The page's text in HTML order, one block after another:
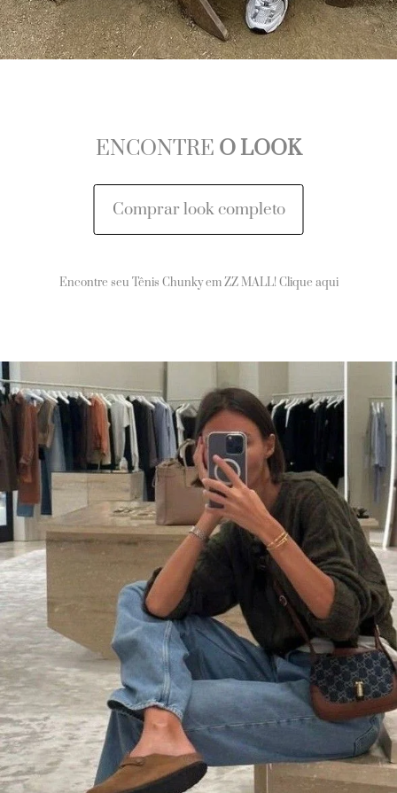
ENCONTRE O LOOK
Comprar look completo
Encontre seu Tênis Chunky em ZZ MALL! Clique aqui